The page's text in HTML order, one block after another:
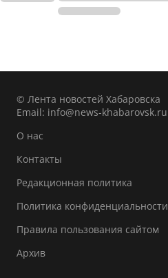
© Лента новостей Хабаровска
Email: info@news-khabarovsk.ru
О нас
Контакты
Редакционная политика
Политика конфиденциальности
Правила пользования сайтом
Архив